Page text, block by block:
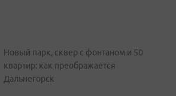
Новый парк, сквер с фонтаном и 50
квартир: как преображается
Дальнегорск